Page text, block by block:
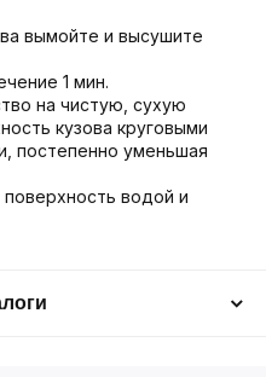
вымойте и высушите
1 мин.
на чистую, сухую
кузова круговыми
постепенно уменьшая
водой и